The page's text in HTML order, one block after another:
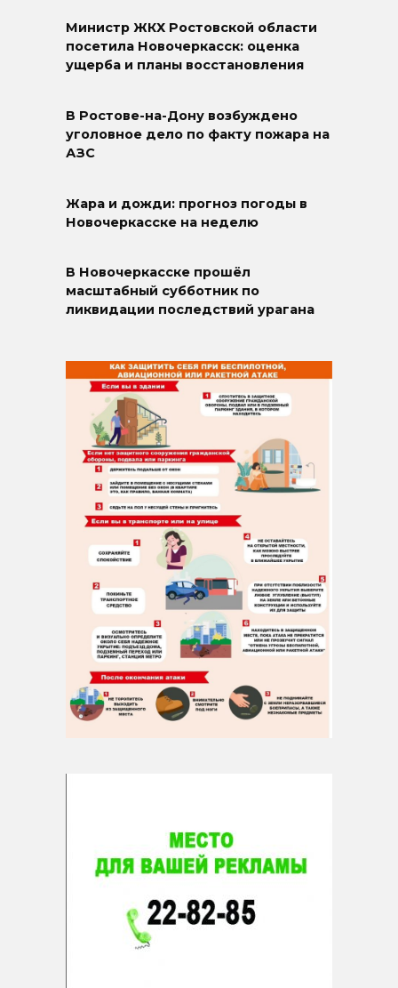
Министр ЖКХ Ростовской области
посетила Новочеркасск: оценка
ущерба и планы восстановления
В Ростове-на-Дону возбуждено
уголовное дело по факту пожара на
АЗС
Жара и дожди: прогноз погоды в
Новочеркасске на неделю
В Новочеркасске прошёл
масштабный субботник по
ликвидации последствий урагана